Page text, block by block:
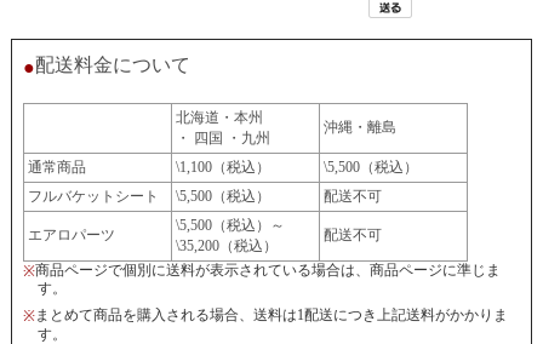
●配送料金について
北海道・本州
・ 四国 ・九州
沖縄・離島
通常商品 \1,100（税込）
\5,500（税込）
フルバケットシート
\5,500（税込） 配送不可
エアロパーツ
\5,500（税込）～
\35,200（税込）
配送不可
※商品ページで個別に送料が表示されている場合は、商品ページに準じま
す。
※まとめて商品を購入される場合、送料は1配送につき上記送料がかかりま
す。